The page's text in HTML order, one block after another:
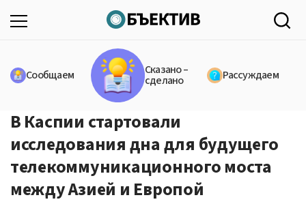
Сообщаем Сказано –
сделано Рассуждаем
В Каспии стартовали
исследования дна для будущего
телекоммуникационного моста
между Азией и Европой